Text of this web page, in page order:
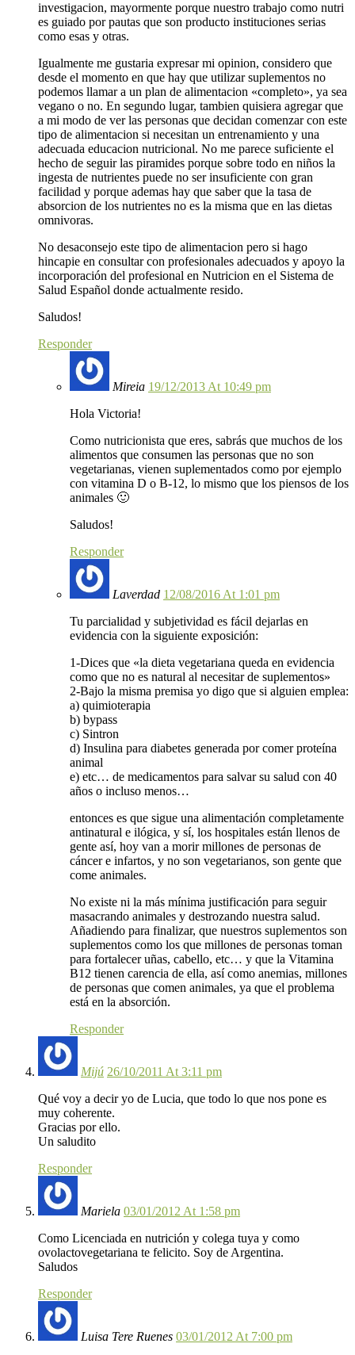
investigacion, mayormente porque nuestro trabajo como nutri
es guiado por pautas que son producto instituciones serias
como esas y otras.
Igualmente me gustaria expresar mi opinion, considero que
desde el momento en que hay que utilizar suplementos no
podemos llamar a un plan de alimentacion «completo», ya sea
vegano o no. En segundo lugar, tambien quisiera agregar que
a mi modo de ver las personas que decidan comenzar con este
tipo de alimentacion si necesitan un entrenamiento y una
adecuada educacion nutricional. No me parece suficiente el
hecho de seguir las piramides porque sobre todo en niños la
ingesta de nutrientes puede no ser insuficiente con gran
facilidad y porque ademas hay que saber que la tasa de
absorcion de los nutrientes no es la misma que en las dietas
omnivoras.
No desaconsejo este tipo de alimentacion pero si hago
hincapie en consultar con profesionales adecuados y apoyo la
incorporación del profesional en Nutricion en el Sistema de
Salud Español donde actualmente resido.
Saludos!
Responder
Mireia 19/12/2013 At 10:49 pm
Hola Victoria!
Como nutricionista que eres, sabrás que muchos de los
alimentos que consumen las personas que no son
vegetarianas, vienen suplementados como por ejemplo
con vitamina D o B-12, lo mismo que los piensos de los
animales 🙂
Saludos!
Responder
Laverdad 12/08/2016 At 1:01 pm
Tu parcialidad y subjetividad es fácil dejarlas en
evidencia con la siguiente exposición:
1-Dices que «la dieta vegetariana queda en evidencia
como que no es natural al necesitar de suplementos»
2-Bajo la misma premisa yo digo que si alguien emplea:
a) quimioterapia
b) bypass
c) Sintron
d) Insulina para diabetes generada por comer proteína
animal
e) etc… de medicamentos para salvar su salud con 40
años o incluso menos…
entonces es que sigue una alimentación completamente
antinatural e ilógica, y sí, los hospitales están llenos de
gente así, hoy van a morir millones de personas de
cáncer e infartos, y no son vegetarianos, son gente que
come animales.
No existe ni la más mínima justificación para seguir
masacrando animales y destrozando nuestra salud.
Añadiendo para finalizar, que nuestros suplementos son
suplementos como los que millones de personas toman
para fortalecer uñas, cabello, etc… y que la Vitamina
B12 tienen carencia de ella, así como anemias, millones
de personas que comen animales, ya que el problema
está en la absorción.
Responder
Mijú 26/10/2011 At 3:11 pm
Qué voy a decir yo de Lucia, que todo lo que nos pone es
muy coherente.
Gracias por ello.
Un saludito
Responder
Mariela 03/01/2012 At 1:58 pm
Como Licenciada en nutrición y colega tuya y como
ovolactovegetariana te felicito. Soy de Argentina.
Saludos
Responder
Luisa Tere Ruenes 03/01/2012 At 7:00 pm